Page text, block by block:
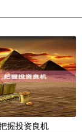
握投资良机